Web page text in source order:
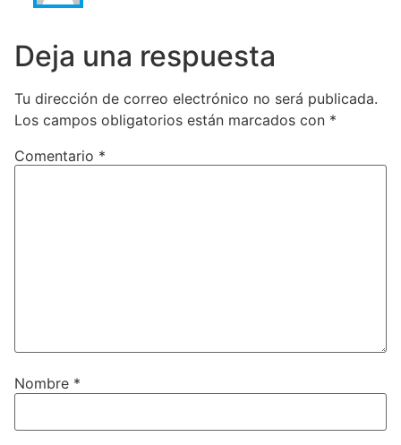
Deja una respuesta
Tu dirección de correo electrónico no será publicada.
Los campos obligatorios están marcados con *
Comentario *
Nombre *